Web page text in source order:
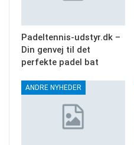
Padeltennis-udstyr.dk –
Din genvej til det
perfekte padel bat
ANDRE NYHEDER